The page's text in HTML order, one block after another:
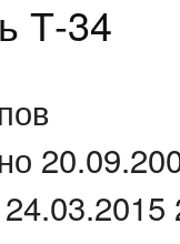
Т-34